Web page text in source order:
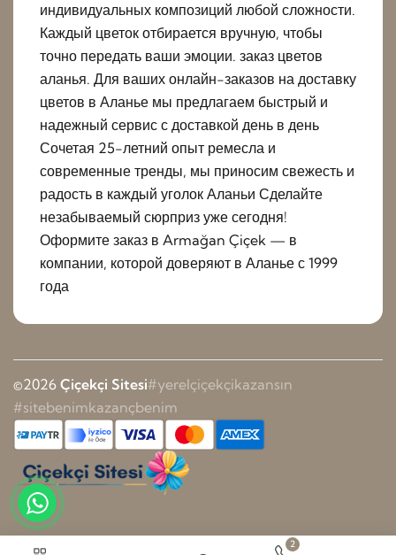
индивидуальных композиций любой сложности.
Каждый цветок отбирается вручную, чтобы
точно передать ваши эмоции. заказ цветов
аланья. Для ваших онлайн-заказов на доставку
цветов в Аланье мы предлагаем быстрый и
надежный сервис с доставкой день в день
Сочетая 25-летний опыт ремесла и
современные тренды, мы приносим свежесть и
радость в каждый уголок Аланьи Сделайте
незабываемый сюрприз уже сегодня!
Оформите заказ в Armağan Çiçek — в
компании, которой доверяют в Аланье с 1999
года
©2026 Çiçekçi Sitesi#yerelçiçekçikazansın
#sitebenimkazançbenim
2